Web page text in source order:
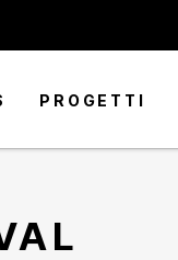
PROGETTI